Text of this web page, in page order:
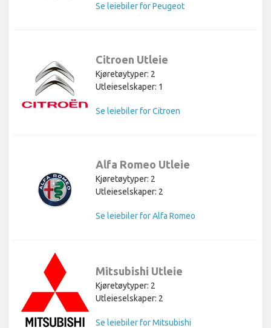
Se leiebiler for Peugeot
Citroen Utleie
Kjøretøytyper: 2
Utleieselskaper: 1
Se leiebiler for Citroen
Alfa Romeo Utleie
Kjøretøytyper: 2
Utleieselskaper: 2
Se leiebiler for Alfa Romeo
Mitsubishi Utleie
Kjøretøytyper: 2
Utleieselskaper: 2
Se leiebiler for Mitsubishi